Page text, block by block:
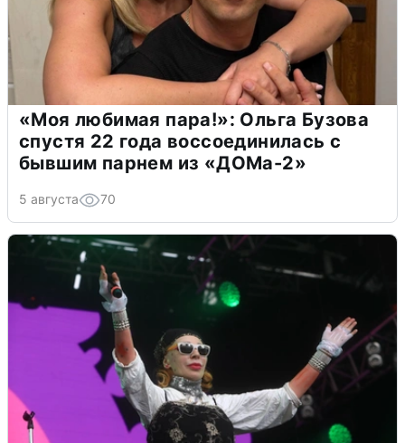
«Моя любимая пара!»: Ольга Бузова
спустя 22 года воссоединилась с
бывшим парнем из «ДОМа-2»
5 августа 70